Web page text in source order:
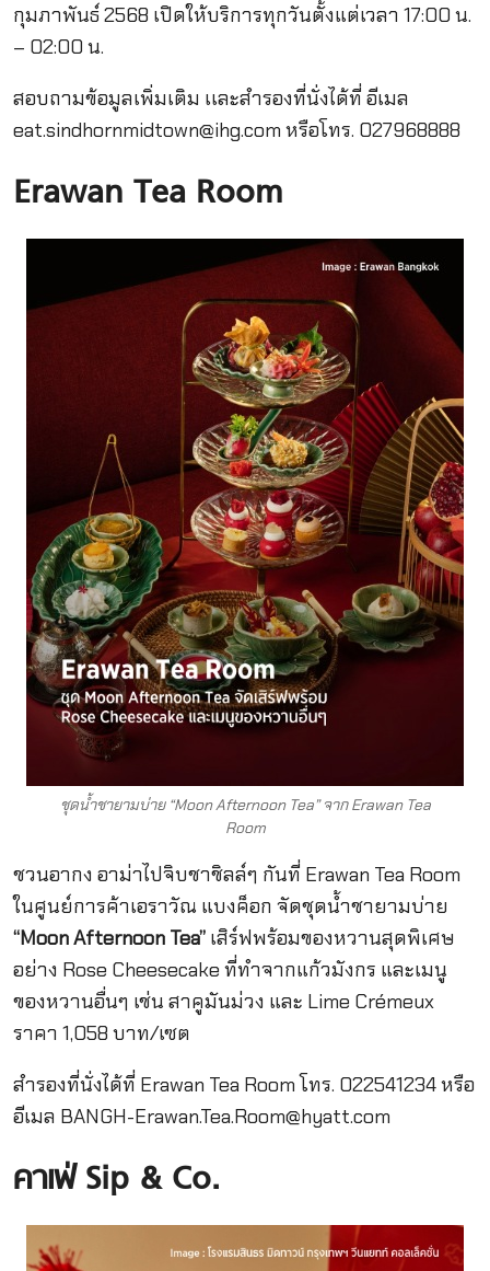
กุมภาพันธ์ 2568 เปิดให้บริการทุกวันตั้งแต่เวลา 17:00 น.
– 02:00 น.
สอบถามข้อมูลเพิ่มเติม เเละสำรองที่นั่งได้ที่ อีเมล
eat.sindhornmidtown@ihg.com หรือโทร. 027968888
Erawan Tea Room
ชุดน้ำชายามบ่าย “Moon Afternoon Tea” จาก Erawan Tea
Room
ชวนอากง อาม่าไปจิบชาชิลล์ๆ กันที่ Erawan Tea Room
ในศูนย์การค้าเอราวัณ แบงค็อก จัดชุดน้ำชายามบ่าย
“Moon Afternoon Tea”เสิร์ฟพร้อมของหวานสุดพิเศษ
อย่าง Rose Cheesecake ที่ทำจากแก้วมังกร และเมนู
ของหวานอื่นๆ เช่น สาคูมันม่วง และ Lime Crémeux
ราคา 1,058 บาท/เซต
สำรองที่นั่งได้ที่ Erawan Tea Room โทร. 022541234 หรือ
อีเมล BANGH-Erawan.Tea.Room@hyatt.com
คาเฟ่ Sip & Co.